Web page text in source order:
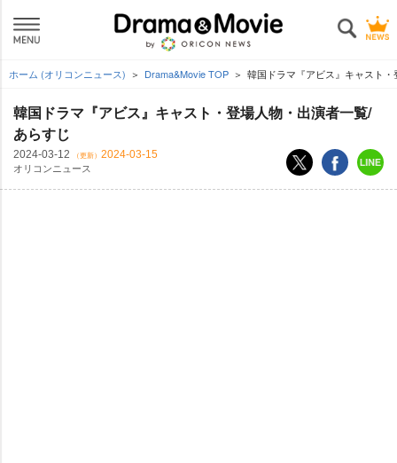
ホーム (オリコンニュース) Drama&Movie TOP 韓国ドラマ『アビス』キャスト
韓国ドラマ『アビス』キャスト・登場人物・出演者一覧/
あらすじ
2024-03-12 （更新） 2024-03-15
オリコンニュース